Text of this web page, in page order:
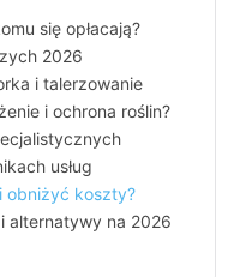
się opłacają?
2026
i talerzowanie
i ochrona roślin?
usług
obniżyć koszty?
alternatywy na 2026